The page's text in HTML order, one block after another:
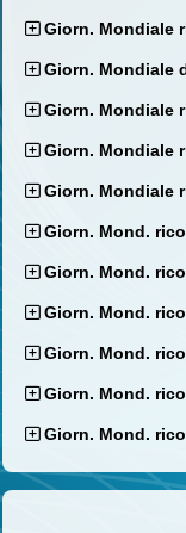
Giorn. Mondiale
Giorn. Mondiale
Giorn. Mondiale
Giorn. Mondiale
Giorn. Mondiale
Giorn. Mond.
Giorn. Mond.
Giorn. Mond.
Giorn. Mond.
Giorn. Mond.
Giorn. Mond.